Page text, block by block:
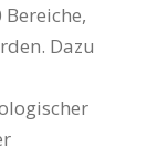
Dazu